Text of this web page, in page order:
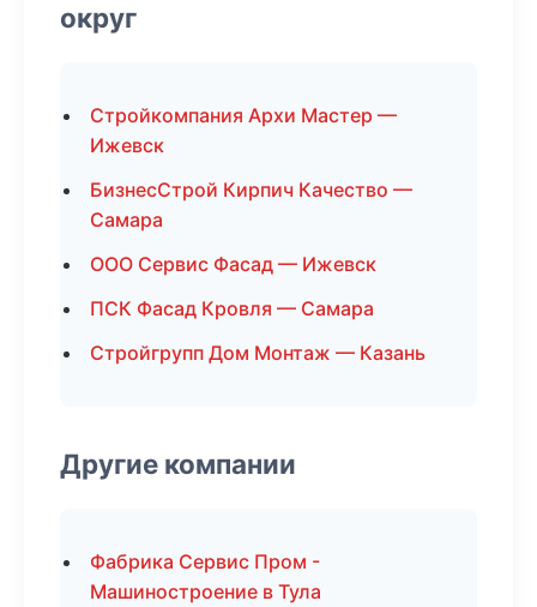
округ
Стройкомпания Архи Мастер —
Ижевск
БизнесСтрой Кирпич Качество —
Самара
ООО Сервис Фасад — Ижевск
ПСК Фасад Кровля — Самара
Стройгрупп Дом Монтаж — Казань
Другие компании
Фабрика Сервис Пром -
Машиностроение в Тула